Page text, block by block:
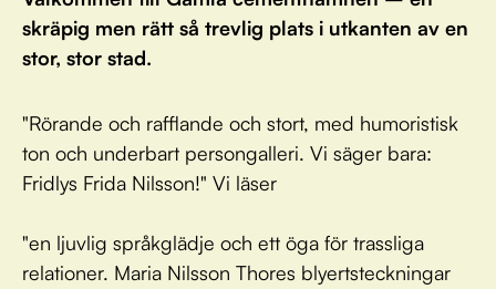
skräpig men rätt så trevlig plats i utkanten av en
stor, stor stad.
"Rörande och rafflande och stort, med humoristisk
ton och underbart persongalleri. Vi säger bara:
Fridlys Frida Nilsson!" Vi läser
"en ljuvlig språkglädje och ett öga för trassliga
relationer. Maria Nilsson Thores blyertsteckningar